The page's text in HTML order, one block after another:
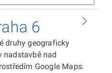
6
druhy geograficky
nadstavbě nad
Google Maps.